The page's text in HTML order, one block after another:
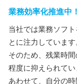
業務効率化推進中
当社では業務ソフ
とに注力しています
そのため、残業時
程度に抑えられて
あわせて、自分の